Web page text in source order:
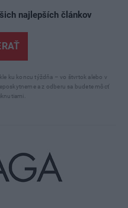
najlepších článkov
ku koncu týždňa – vo štvrtok alebo v
a z odberu sa budete môcť